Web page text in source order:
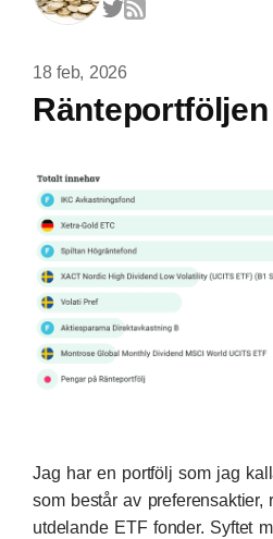
18 feb, 2026
Ränteportföljen
Jag har en portfölj som jag
som består av preferensaktier,
utdelande ETF fonder. Syftet